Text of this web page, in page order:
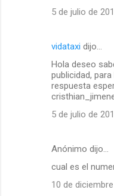
5 de julio de
vidataxi dijo…
Hola deseo
publicidad,
respuesta
5 de julio de
Anónimo dijo…
cual es el
10 de